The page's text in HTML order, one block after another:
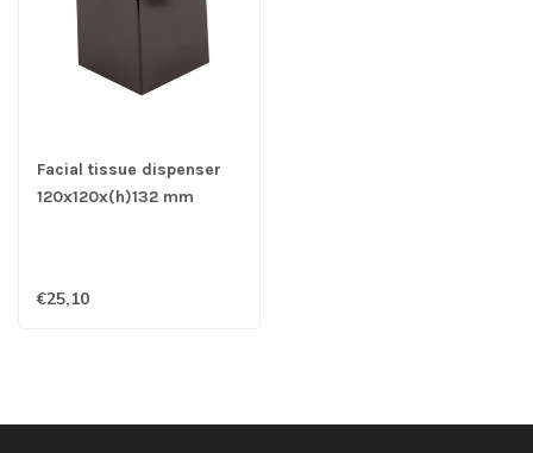
Facial tissue dispenser
120x120x(h)132 mm
€25,10